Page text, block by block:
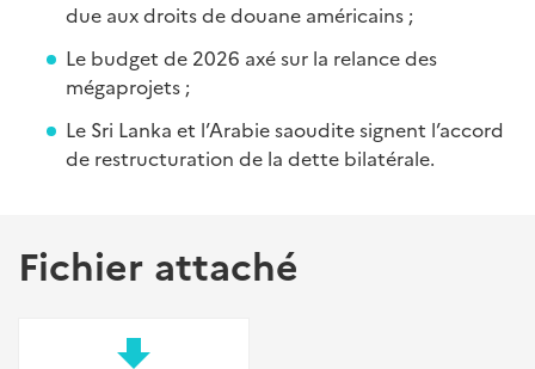
due aux droits de douane américains ;
Le budget de 2026 axé sur la relance des
mégaprojets ;
Le Sri Lanka et l’Arabie saoudite signent l’accord
de restructuration de la dette bilatérale.
Fichier attaché